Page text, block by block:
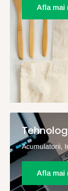
Afla mai
Acumulatorii,
Afla mai